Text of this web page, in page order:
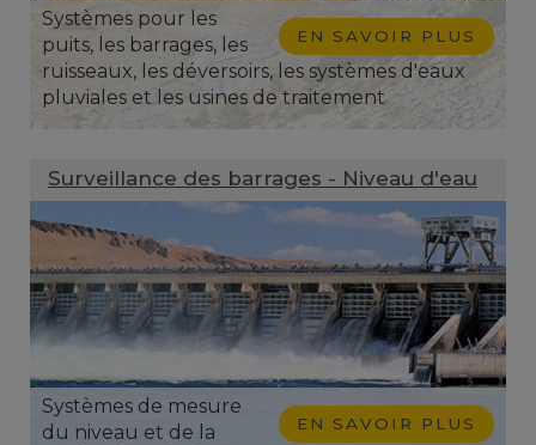
EN SAVOIR PLUS
Systèmes pour les
puits, les barrages, les
ruisseaux, les déversoirs, les systèmes d'eaux
pluviales et les usines de traitement
Surveillance des barrages - Niveau d'eau
EN SAVOIR PLUS
Systèmes de mesure
du niveau et de la